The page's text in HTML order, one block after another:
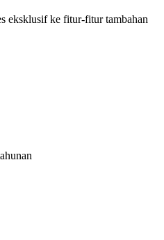
eksklusif ke fitur-fitur tambahan